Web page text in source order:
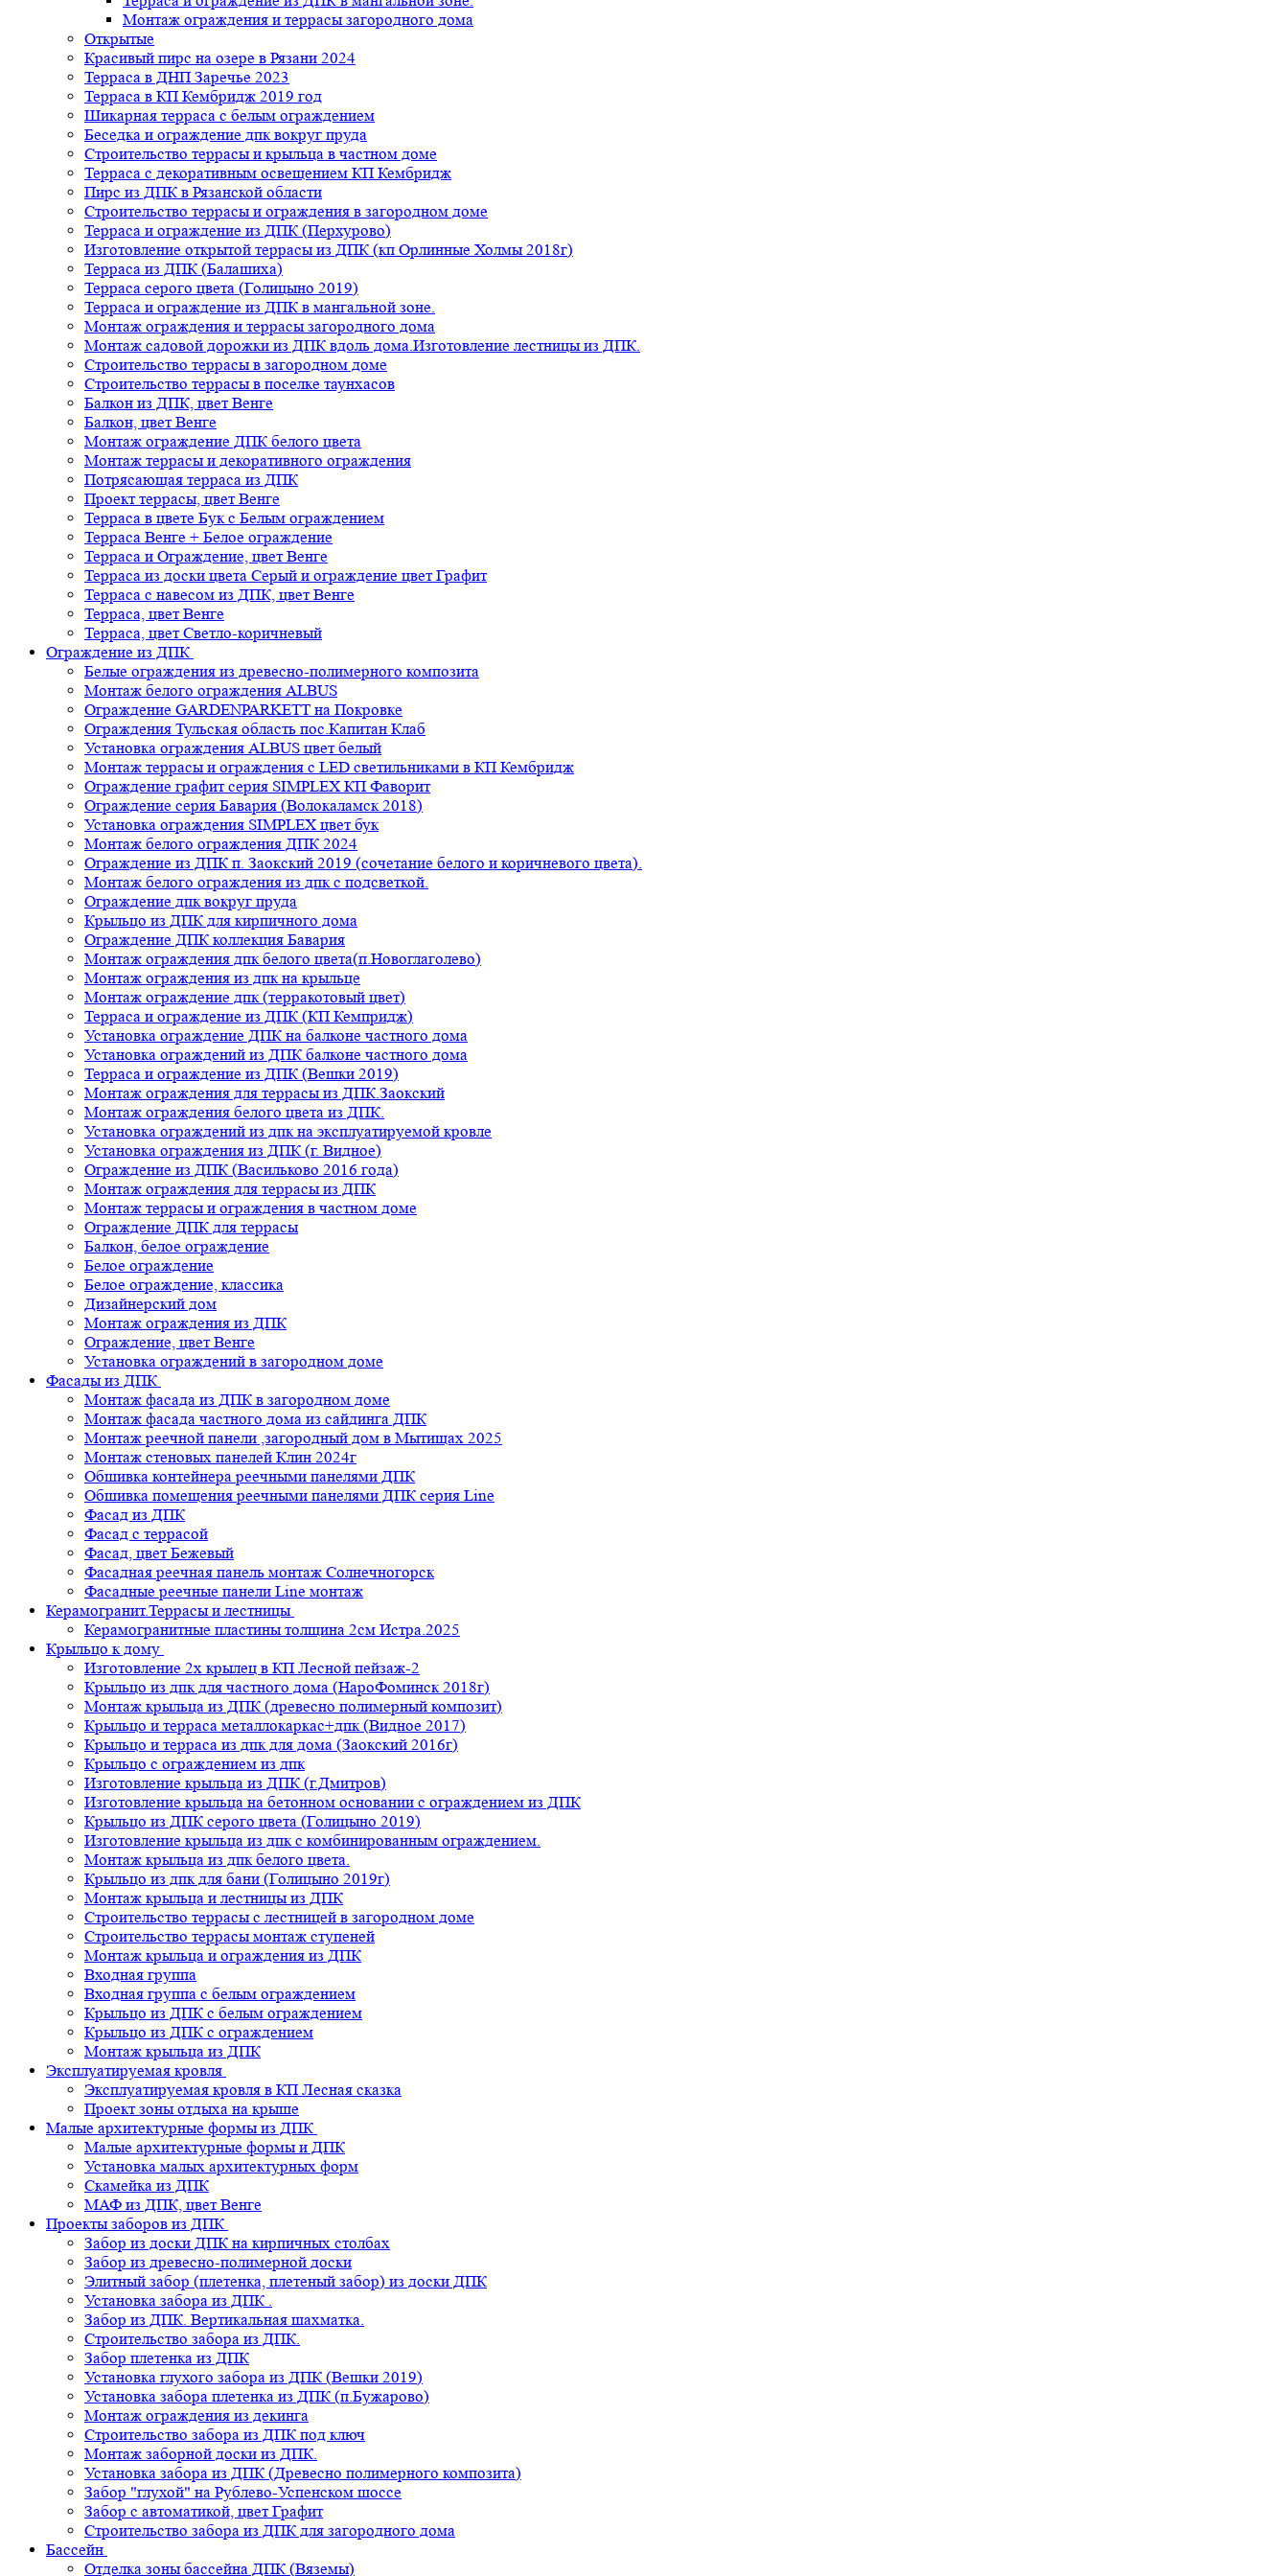
Монтаж ограждения и террасы загородного дома
Открытые
Красивый пирс на озере в Рязани 2024
Терраса в ДНП Заречье 2023
Терраса в КП Кембридж 2019 год
Шикарная терраса с белым ограждением
Беседка и ограждение дпк вокруг пруда
Строительство террасы и крыльца в частном доме
Терраса с декоративным освещением КП Кембридж
Пирс из ДПК в Рязанской области
Строительство террасы и ограждения в загородном доме
Терраса и ограждение из ДПК (Перхурово)
Изготовление открытой террасы из ДПК (кп Орлинные Холмы 2018г)
Терраса из ДПК (Балашиха)
Терраса серого цвета (Голицыно 2019)
Терраса и ограждение из ДПК в мангальной зоне.
Монтаж ограждения и террасы загородного дома
Монтаж садовой дорожки из ДПК вдоль дома.Изготовление лестницы из ДПК.
Строительство террасы в загородном доме
Строительство террасы в поселке таунхасов
Балкон из ДПК, цвет Венге
Балкон, цвет Венге
Монтаж ограждение ДПК белого цвета
Монтаж террасы и декоративного ограждения
Потрясающая терраса из ДПК
Проект террасы, цвет Венге
Терраса в цвете Бук с Белым ограждением
Терраса Венге + Белое ограждение
Терраса и Ограждение, цвет Венге
Терраса из доски цвета Серый и ограждение цвет Графит
Терраса с навесом из ДПК, цвет Венге
Терраса, цвет Венге
Терраса, цвет Светло-коричневый
Ограждение из ДПК
Белые ограждения из древесно-полимерного композита
Монтаж белого ограждения ALBUS
Ограждение GARDENPARKETT на Покровке
Ограждения Тульская область пос.Капитан Клаб
Установка ограждения ALBUS цвет белый
Монтаж террасы и ограждения с LED светильниками в КП Кембридж
Ограждение графит серия SIMPLEX КП Фаворит
Ограждение серия Бавария (Волокаламск 2018)
Установка ограждения SIMPLEX цвет бук
Монтаж белого ограждения ДПК 2024
Ограждение из ДПК п. Заокский 2019 (сочетание белого и коричневого цвета).
Монтаж белого ограждения из дпк с подсветкой.
Ограждение дпк вокруг пруда
Крыльцо из ДПК для кирпичного дома
Ограждение ДПК коллекция Бавария
Монтаж ограждения дпк белого цвета(п.Новоглаголево)
Монтаж ограждения из дпк на крыльце
Монтаж ограждение дпк (терракотовый цвет)
Терраса и ограждение из ДПК (КП Кемпридж)
Установка ограждение ДПК на балконе частного дома
Установка ограждений из ДПК балконе частного дома
Терраса и ограждение из ДПК (Вешки 2019)
Монтаж ограждения для террасы из ДПК.Заокский
Монтаж ограждения белого цвета из ДПК.
Установка ограждений из дпк на эксплуатируемой кровле
Установка ограждения из ДПК (г. Видное)
Ограждение из ДПК (Васильково 2016 года)
Монтаж ограждения для террасы из ДПК
Монтаж террасы и ограждения в частном доме
Ограждение ДПК для террасы
Балкон, белое ограждение
Белое ограждение
Белое ограждение, классика
Дизайнерский дом
Монтаж ограждения из ДПК
Ограждение, цвет Венге
Установка ограждений в загородном доме
Фасады из ДПК
Монтаж фасада из ДПК в загородном доме
Монтаж фасада частного дома из сайдинга ДПК
Монтаж реечной панели ,загородный дом в Мытищах 2025
Монтаж стеновых панелей Клин 2024г
Обшивка контейнера реечными панелями ДПК
Обшивка помещения реечными панелями ДПК серия Line
Фасад из ДПК
Фасад с террасой
Фасад, цвет Бежевый
Фасадная реечная панель монтаж Солнечногорск
Фасадные реечные панели Line монтаж
Керамогранит.Террасы и лестницы
Керамогранитные пластины толщина 2см Истра.2025
Крыльцо к дому
Изготовление 2х крылец в КП Лесной пейзаж-2
Крыльцо из дпк для частного дома (НароФоминск 2018г)
Монтаж крыльца из ДПК (древесно полимерный композит)
Крыльцо и терраса металлокаркас+дпк (Видное 2017)
Крыльцо и терраса из дпк для дома (Заокский 2016г)
Крыльцо с ограждением из дпк
Изготовление крыльца из ДПК (г.Дмитров)
Изготовление крыльца на бетонном основании с ограждением из ДПК
Крыльцо из ДПК серого цвета (Голицыно 2019)
Изготовление крыльца из дпк с комбинированным ограждением.
Монтаж крыльца из дпк белого цвета.
Крыльцо из дпк для бани (Голицыно 2019г)
Монтаж крыльца и лестницы из ДПК
Строительство террасы с лестницей в загородном доме
Строительство террасы монтаж ступеней
Монтаж крыльца и ограждения из ДПК
Входная группа
Входная группа с белым ограждением
Крыльцо из ДПК с белым ограждением
Крыльцо из ДПК с ограждением
Монтаж крыльца из ДПК
Эксплуатируемая кровля
Эксплуатируемая кровля в КП Лесная сказка
Проект зоны отдыха на крыше
Малые архитектурные формы из ДПК
Малые архитектурные формы и ДПК
Установка малых архитектурных форм
Скамейка из ДПК
МАФ из ДПК, цвет Венге
Проекты заборов из ДПК
Забор из доски ДПК на кирпичных столбах
Забор из древесно-полимерной доски
Элитный забор (плетенка, плетеный забор) из доски ДПК
Установка забора из ДПК .
Забор из ДПК. Вертикальная шахматка.
Строительство забора из ДПК.
Забор плетенка из ДПК
Установка глухого забора из ДПК (Вешки 2019)
Установка забора плетенка из ДПК (п.Бужарово)
Монтаж ограждения из декинга
Строительство забора из ДПК под ключ
Монтаж заборной доски из ДПК.
Установка забора из ДПК (Древесно полимерного композита)
Забор "глухой" на Рублево-Успенском шоссе
Забор с автоматикой, цвет Графит
Строительство забора из ДПК для загородного дома
Бассейн
Отделка зоны бассейна ДПК (Вяземы)